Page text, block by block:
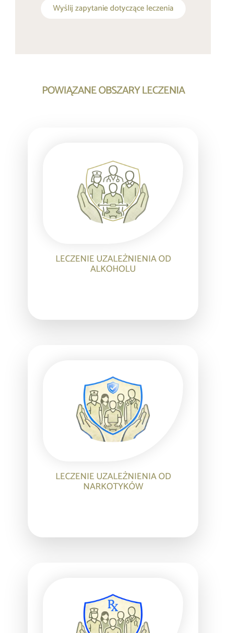
Wyślij zapytanie dotyczące leczenia
POWIĄZANE OBSZARY LECZENIA
LECZENIE UZALEŻNIENIA OD
ALKOHOLU
LECZENIE UZALEŻNIENIA OD
NARKOTYKÓW